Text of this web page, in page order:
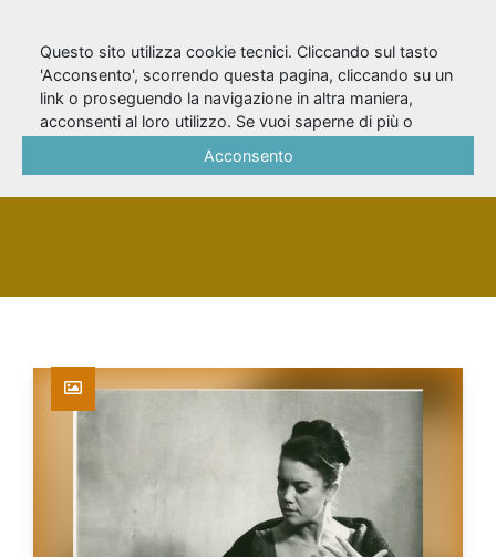
Davetti, Vitaliano
PERSONA
Questo sito utilizza cookie tecnici. Cliccando sul tasto
'Acconsento', scorrendo questa pagina, cliccando su un
link o proseguendo la navigazione in altra maniera,
acconsenti al loro utilizzo. Se vuoi saperne di più o
Acconsento